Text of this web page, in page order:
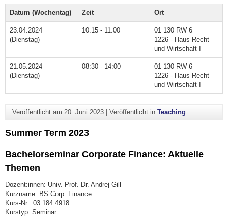
Datum (Wochentag) Zeit Ort
23.04.2024
(Dienstag)
10:15 - 11:00
01 130 RW 6
1226 - Haus Recht
und Wirtschaft I
21.05.2024
(Dienstag)
08:30 - 14:00
01 130 RW 6
1226 - Haus Recht
und Wirtschaft I
Veröffentlicht am 20. Juni 2023| Veröffentlicht in Teaching
Summer Term 2023
Bachelorseminar Corporate Finance: Aktuelle
Themen
Dozent:innen: Univ.-Prof. Dr. Andrej Gill
Kurzname: BS Corp. Finance
Kurs-Nr.: 03.184.4918
Kurstyp: Seminar